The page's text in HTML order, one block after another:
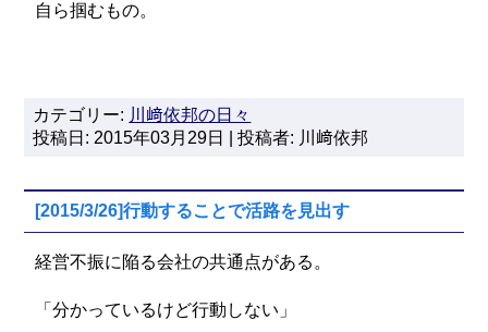
自ら掴むもの。
カテゴリー: 川﨑依邦の日々
投稿日: 2015年03月29日 | 投稿者: 川﨑依邦
[2015/3/26]行動することで活路を見出す
経営不振に陥る会社の共通点がある。
「分かっているけど行動しない」